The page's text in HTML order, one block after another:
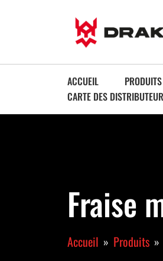
ACCUEIL PRODUITS
CARTE DES
Fraise
Accueil Produits